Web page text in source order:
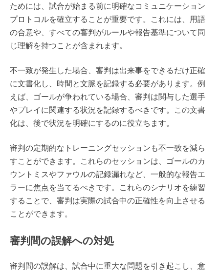
ためには、試合が始まる前に明確なコミュニケーション
プロトコルを確立することが重要です。これには、用語
の合意や、すべての審判がルールや報告基準について同
じ理解を持つことが含まれます。
不一致が発生した場合、審判は出来事をできるだけ正確
に文書化し、時間と文脈を記録する必要があります。例
えば、ゴールが争われている場合、審判は関与した選手
やプレイに関連する状況を記録するべきです。この文書
化は、後で状況を明確にするのに役立ちます。
審判の定期的なトレーニングセッションも不一致を減ら
すことができます。これらのセッションは、ゴールのカ
ウントミスやファウルの記録漏れなど、一般的な報告エ
ラーに焦点を当てるべきです。これらのシナリオを練習
することで、審判は実際の試合中の正確性を向上させる
ことができます。
審判間の誤解への対処
審判間の誤解は、試合中に重大な問題を引き起こし、意